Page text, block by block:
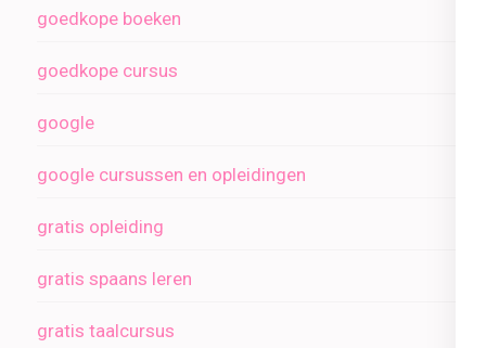
goedkope boeken
goedkope cursus
google
google cursussen en opleidingen
gratis opleiding
gratis spaans leren
gratis taalcursus